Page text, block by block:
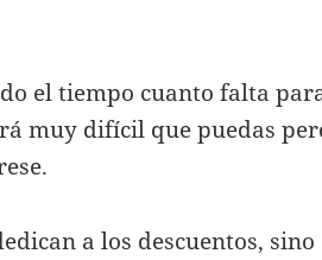
el tiempo cuanto falta
muy difícil que puedas
a los descuentos, sino